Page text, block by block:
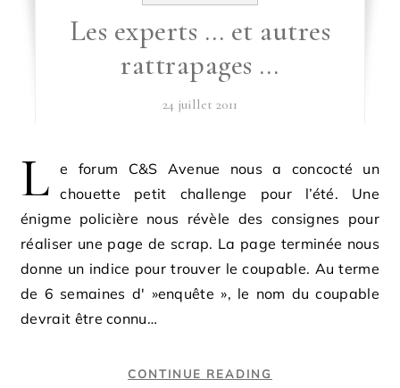
Les experts … et autres
rattrapages …
24 juillet 2011
L
e forum C&S Avenue nous a concocté un
chouette petit challenge pour l’été. Une
énigme policière nous révèle des consignes pour
réaliser une page de scrap. La page terminée nous
donne un indice pour trouver le coupable. Au terme
de 6 semaines d' »enquête », le nom du coupable
devrait être connu…
CONTINUE READING